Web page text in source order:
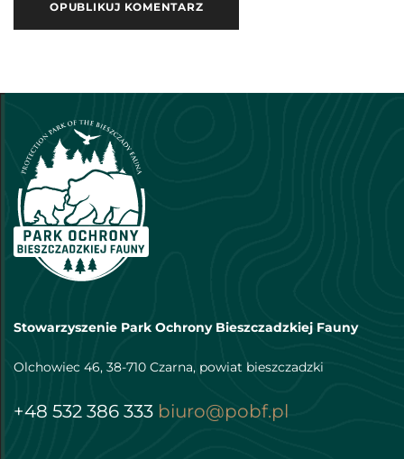
Stowarzyszenie Park Ochrony Bieszczadzkiej Fauny
Olchowiec 46, 38-710 Czarna, powiat bieszczadzki
+48 532 386 333 biuro@pobf.pl